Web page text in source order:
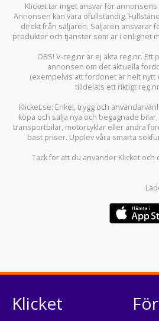
Klicket tar inget ansvar för
Annonsen kan vara ofullständig.
direkt från säljaren. Säljaren ansvarar
produkter och tjänster som är i enlighet
OBS! V-reg.nr är ej äkta reg.nr. Ett
annonsen om det aktuella
(exempelvis att fordonet är helt
tilldelats ett riktigt
Klicket.se: Enkel, trygg och
köpa och sälja nya och begagnade bilar,
transportbilar, motorcyklar eller andra
bäst priser. Upplev våra smarta
Tack för att du använder Klicket och
Klicket